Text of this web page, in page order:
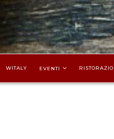
WITALY EVENTI